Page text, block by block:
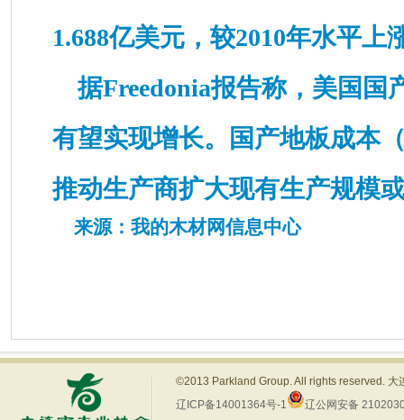
1.688亿美元，较2010年水平上
据Freedonia报告称，美国国
有望实现增长。国产地板成本
推动生产商扩大现有生产规模
来源： 我的木材网信息中心
©2013 Parkland Group. All rights reserved.
辽ICP备14001364号-1
辽公网安备